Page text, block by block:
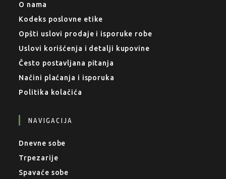
O nama
Kodeks poslovne etike
Opšti uslovi prodaje i isporuke robe
Uslovi korišćenja i detalji kupovine
Često postavljana pitanja
Načini plaćanja i isporuka
Politika kolačića
NAVIGACIJA
Dnevne sobe
Trpezarije
Spavaće sobe